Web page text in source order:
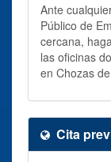
Ante
Público de
cercana,
las oficinas
en Chozas
Cita